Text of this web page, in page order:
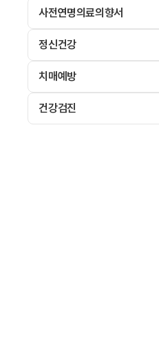
사전연명의료의향서
정신건강
치매예방
건강검진